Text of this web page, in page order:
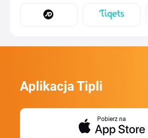
Aplikacja Tipli
Pobierz na